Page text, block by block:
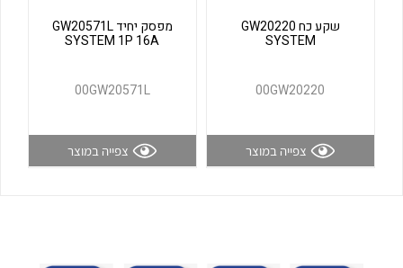
לכל מוצרי היצרן לכל מוצרי היצרן
שקע כח GW20220
SYSTEM
00GW20220
צפייה במוצר
מפסק יחיד GW20571L
SYSTEM 1P 16A
00GW20571L
צפייה במוצר